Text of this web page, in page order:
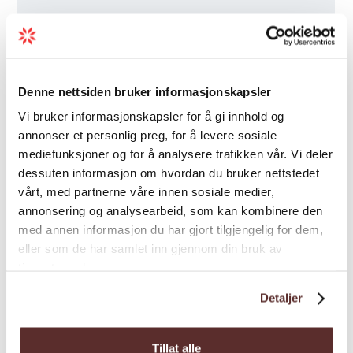
Denne nettsiden bruker informasjonskapsler
Vi bruker informasjonskapsler for å gi innhold og
annonser et personlig preg, for å levere sosiale
mediefunksjoner og for å analysere trafikken vår. Vi deler
dessuten informasjon om hvordan du bruker nettstedet
vårt, med partnerne våre innen sosiale medier,
annonsering og analysearbeid, som kan kombinere den
med annen informasjon du har gjort tilgjengelig for dem,
eller som de har samlet inn gjennom din bruk av
Detaljer
Tillat alle